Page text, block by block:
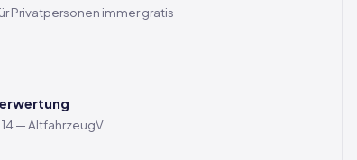
Privatpersonen immer gratis
— AltfahrzeugV